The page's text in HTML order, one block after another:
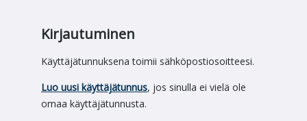
Kirjautuminen
Käyttäjätunnuksena toimii sähköpostiosoitteesi.
Luo uusi käyttäjätunnus, jos sinulla ei vielä ole
omaa käyttäjätunnusta.